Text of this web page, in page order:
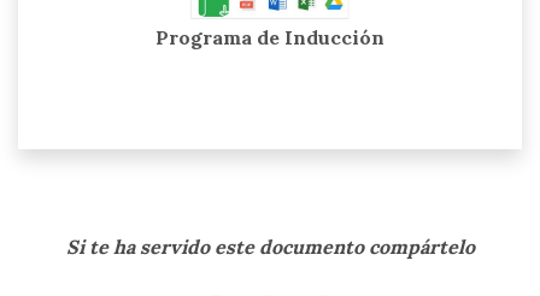
Programa de Inducción
Si te ha servido este documento compártelo